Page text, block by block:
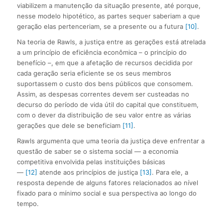
viabilizem a manutenção da situação presente, até porque,
nesse modelo hipotético, as partes sequer saberiam a que
geração elas pertenceriam, se a presente ou a futura [10] .
Na teoria de Rawls, a justiça entre as gerações está atrelada
a um princípio de eficiência econômica – o princípio do
benefício –, em que a afetação de recursos decidida por
cada geração seria eficiente se os seus membros
suportassem o custo dos bens públicos que consomem.
Assim, as despesas correntes devem ser custeadas no
decurso do período de vida útil do capital que constituem,
com o dever da distribuição de seu valor entre as várias
gerações que dele se beneficiam [11] .
Rawls argumenta que uma teoria da justiça deve enfrentar a
questão de saber se o sistema social — a economia
competitiva envolvida pelas instituições básicas
— [12] atende aos princípios de justiça [13] . Para ele, a
resposta depende de alguns fatores relacionados ao nível
fixado para o mínimo social e sua perspectiva ao longo do
tempo.